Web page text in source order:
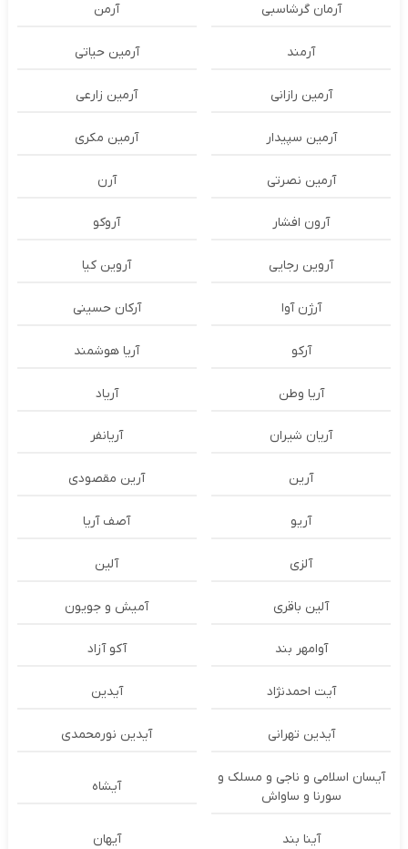
آرمان گرشاسبی آرمن
آرمند آرمین حیاتی
آرمین رازانی آرمین زارعی
آرمین سپیدار آرمین مکری
آرمین نصرتی آرن
آرون افشار آروکو
آروین رجایی آروین کیا
آرژن آوا آرکان حسینی
آرکو آریا هوشمند
آریا وطن آریاد
آریان شیران آریانفر
آرین آرین مقصودی
آریو آصف آریا
آلزی آلین
آلین باقری آمیش و جویون
آوامهر بند آکو آزاد
آیت احمدنژاد آیدین
آیدین تهرانی آیدین نورمحمدی
آیسان اسلامی و ناجی و مسلک و
سورنا و ساواش
آیشاه
آینا بند آیهان